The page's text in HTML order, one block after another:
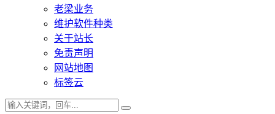
老梁业务
维护软件种类
关于站长
免责声明
网站地图
标签云